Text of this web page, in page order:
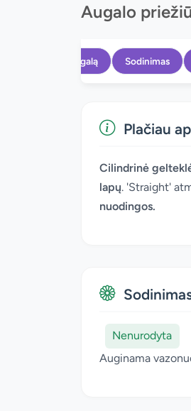
Augalo
Apie augalą Sodinimas
Plačiau
Cilindrinė
lapų. 'Straight'
nuodingos.
Nenurodyta
Auginama